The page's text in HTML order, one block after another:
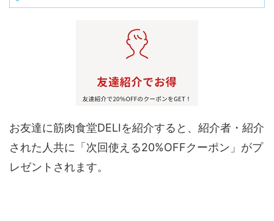
お友達に筋肉食堂DELIを紹介すると、紹介者・紹介
された人共に「次回使える20%OFFクーポン」がプ
レゼントされます。